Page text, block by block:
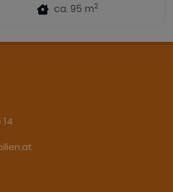
ca. 95 m2